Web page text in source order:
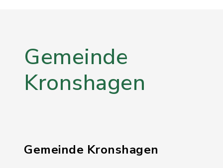
Gemeinde
Kronshagen
Gemeinde Kronshagen